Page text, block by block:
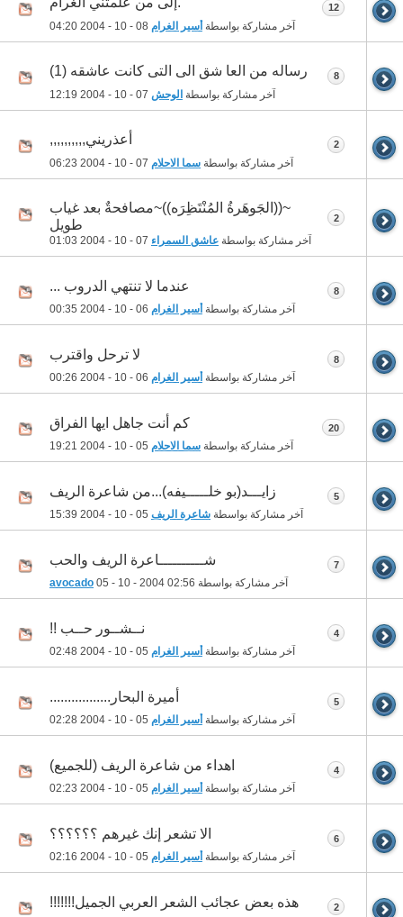
آخر مشاركة بواسطة أسير الغرام 04:20
12
رساله من العا شق الى التى كانت عاشقه (1)
آخر مشاركة بواسطة الوحش 12:19
8
أعذريني,,,,,,,,,,
آخر مشاركة بواسطة سما الاحلام 06:23
2
~((الجَوهَرةُ المُنْتَظِرَه))~مصافحةٌ بعد غياب
طويل
آخر مشاركة بواسطة عاشق السمراء 01:03
2
عندما لا تنتهي الدروب ...
آخر مشاركة بواسطة أسير الغرام 00:35
8
لا ترحل واقترب
آخر مشاركة بواسطة أسير الغرام 00:26
8
كم أنت جاهل ايها الفراق
آخر مشاركة بواسطة سما الاحلام 19:21
20
زايـــد(بو خلـــــيفه)...من شاعرة الريف
آخر مشاركة بواسطة شاعرة الريف 15:39
5
شــــــــــاعرة الريف والحب
آخر مشاركة بواسطة avocado 05 - 10 - 2004 02:56
7
نــشــور حــب !!
آخر مشاركة بواسطة أسير الغرام 02:48
4
أميرة البحار.................
آخر مشاركة بواسطة أسير الغرام 02:28
5
اهداء من شاعرة الريف (للجميع)
آخر مشاركة بواسطة أسير الغرام 02:23
4
الا تشعر إنك غيرهم ؟؟؟؟؟؟
آخر مشاركة بواسطة أسير الغرام 02:16
6
هذه بعض عجائب الشعر العربي الجميل!!!!!!! 2